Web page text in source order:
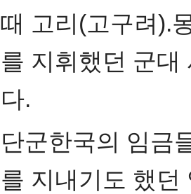
때 고리(고구려).
를 지휘했던 군대
다.
단군한국의 임금
를 지내기도 했던